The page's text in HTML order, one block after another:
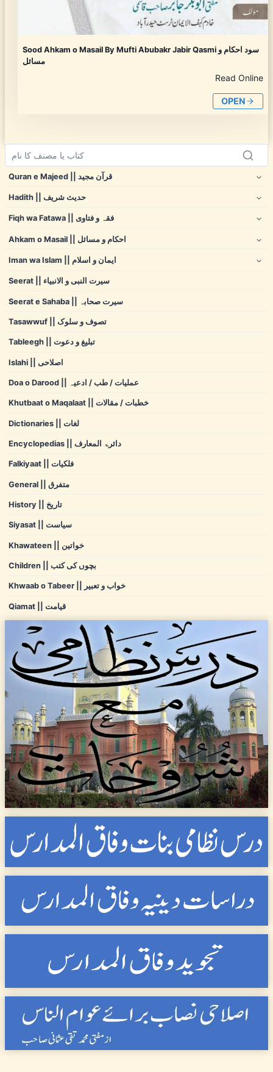
Sood Ahkam o Masail By Mufti Abubakr Jabir Qasmi سود احکام و
مسائل
Read Online
OPEN
Quran e Majeed || قرآن مجید
Hadith || حدیث شریف
Fiqh wa Fatawa || فقہ و فتاوی
Ahkam o Masail || احکام و مسائل
Iman wa Islam || ایمان و اسلام
Seerat || سیرت النبی و الانبیاء
Seerat e Sahaba || سیرت صحابہ
Tasawwuf || تصوف و سلوک
Tableegh || تبلیغ و دعوت
Islahi || اصلاحی
Doa o Darood || عملیات / طب / ادعیہ
Khutbaat o Maqalaat || خطبات / مقالات
Dictionaries || لغات
Encyclopedias || دائرۃ المعارف
Falkiyaat || فلکیات
General || متفرق
History || تاریخ
Siyasat || سیاست
Khawateen || خواتین
Children || بچوں کی کتب
Khwaab o Tabeer || خواب و تعبیر
Qiamat || قیامت